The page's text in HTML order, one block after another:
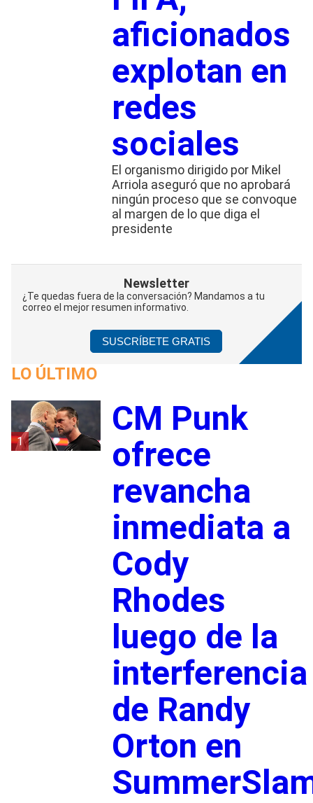
aficionados
explotan en
redes
sociales
El organismo dirigido por Mikel
Arriola aseguró que no aprobará
ningún proceso que se convoque
al margen de lo que diga el
presidente
Newsletter
¿Te quedas fuera de la conversación? Mandamos a tu
correo el mejor resumen informativo.
SUSCRÍBETE GRATIS
LO ÚLTIMO
1
CM Punk
ofrece
revancha
inmediata a
Cody
Rhodes
luego de la
interferencia
de Randy
Orton en